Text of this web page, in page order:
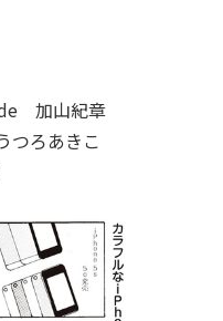
加山紀章
つろあきこ